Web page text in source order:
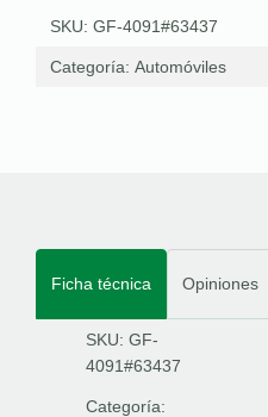
SKU: GF-4091#63437
Categoría: Automóviles
Ficha técnica Opiniones
SKU: GF-
4091#63437
Categoría: